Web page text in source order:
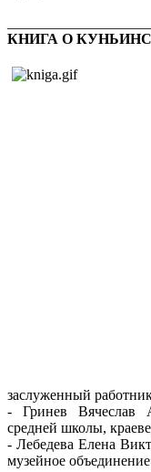
КНИГА О
заслуженный
- Гринев Вячеслав
средней школы,
- Лебедева Елена
музейное